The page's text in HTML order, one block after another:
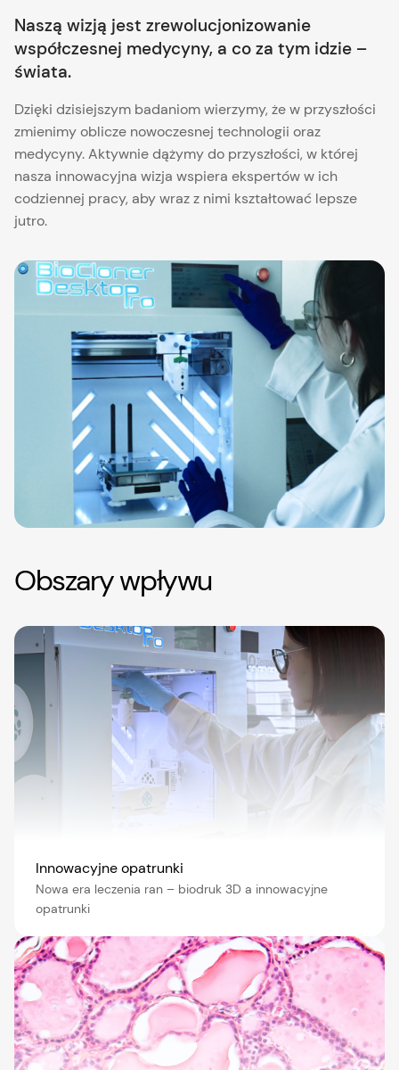
Naszą wizją jest zrewolucjonizowanie
współczesnej medycyny, a co za tym idzie –
świata.
Dzięki dzisiejszym badaniom wierzymy, że w przyszłości
zmienimy oblicze nowoczesnej technologii oraz
medycyny. Aktywnie dążymy do przyszłości, w której
nasza innowacyjna wizja wspiera ekspertów w ich
codziennej pracy, aby wraz z nimi kształtować lepsze
jutro.
Obszary wpływu
Innowacyjne opatrunki
Nowa era leczenia ran – biodruk 3D a innowacyjne
opatrunki